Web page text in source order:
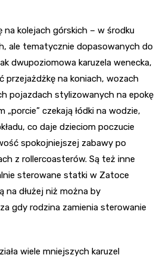
na kolejach górskich – w środku
ale tematycznie dopasowanych do
dwupoziomowa karuzela wenecka,
przejażdżkę na koniach, wozach
pojazdach stylizowanych na epokę
„porcie” czekają łódki na wodzie,
co daje dzieciom poczucie
spokojniejszej zabawy po
z rollercoasterów. Są też inne
sterowane statki w Zatoce
na dłużej niż można by
gdy rodzina zamienia sterowanie
wiele mniejszych karuzel